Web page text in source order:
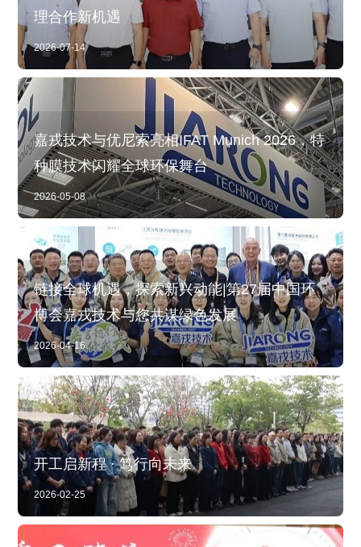
理合作新机遇
2026-07-14
嘉戎技术与优尼索亮相IFAT Munich 2026，特
种膜技术闪耀全球环保舞台
2026-05-08
链接全球机遇，探索新兴动能|第27届中国环
博会嘉戎技术与您共谋绿色发展
2026-04-16
开工启新程 · 笃行向未来
2026-02-25